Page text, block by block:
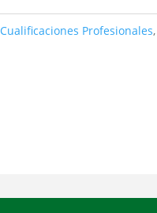
Cualificaciones Profesionales,